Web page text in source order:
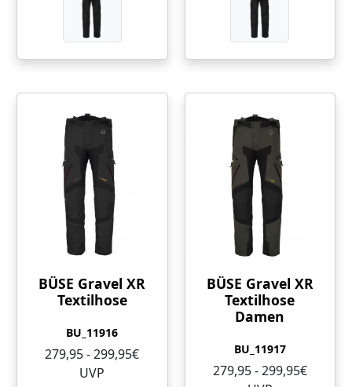
BÜSE Gravel XR
Textilhose
BU_11916
279,95 - 299,95€
UVP
BÜSE Gravel XR
Textilhose
Damen
BU_11917
279,95 - 299,95€